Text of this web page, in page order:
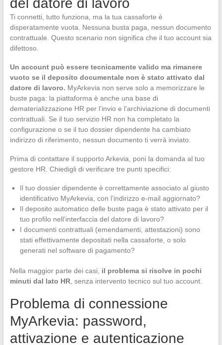
del datore di lavoro
Ti connetti, tutto funziona, ma la tua cassaforte è
disperatamente vuota. Nessuna busta paga, nessun documento
contrattuale. Questo scenario non significa che il tuo account sia
difettoso.
Un account può essere tecnicamente valido ma rimanere
vuoto se il deposito documentale non è stato attivato dal
datore di lavoro. MyArkevia non serve solo a memorizzare le
buste paga: la piattaforma è anche una base di
dematerializzazione HR per l’invio e l’archiviazione di documenti
contrattuali. Se il tuo servizio HR non ha completato la
configurazione o se il tuo dossier dipendente ha cambiato
indirizzo di riferimento, nessun documento ti verrà inviato.
Prima di contattare il supporto Arkevia, poni la domanda al tuo
gestore HR. Chiedigli di verificare tre punti specifici:
Il tuo dossier dipendente è correttamente associato al giusto
identificativo MyArkevia, con l’indirizzo e-mail aggiornato?
Il deposito automatico delle buste paga è stato attivato per il
tuo profilo nell’interfaccia del datore di lavoro?
I documenti contrattuali (emendamenti, attestazioni) sono
stati effettivamente depositati nella cassaforte, o solo
generati nel software di pagamento?
Nella maggior parte dei casi, il problema si risolve in pochi
minuti dal lato HR, senza intervento tecnico sul tuo account.
Problema di connessione
MyArkevia: password,
attivazione e autenticazione